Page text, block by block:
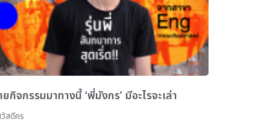
ยกิจกรรมมาทางนี้ ‘พี่มังกร’ มีอะไรจะเล่า
สดีคร